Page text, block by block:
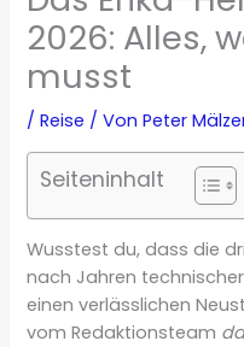
2026: Alles,
musst
/Reise / VonPeter
Seiteninhalt
Wusstest du, dass die
nach Jahren
einen verlässlichen
vom Redaktionsteam